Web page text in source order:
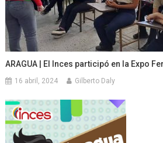
ARAGUA | El Inces participó en la Expo
16 abril, 2024 Gilberto Daly